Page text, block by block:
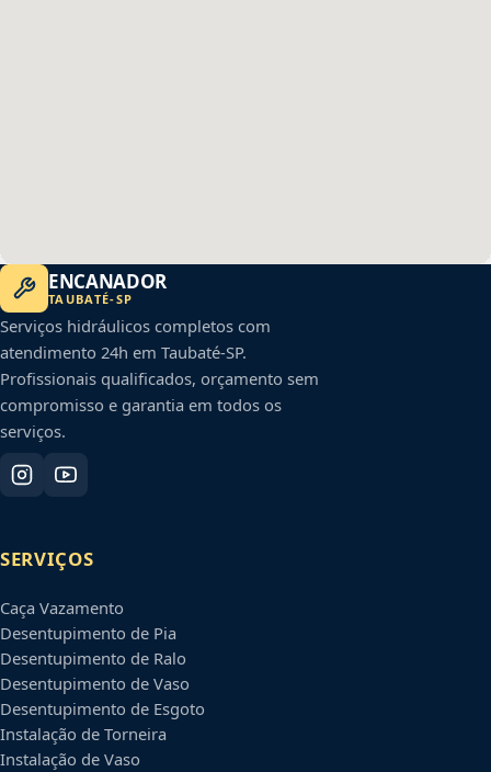
ENCANADOR
TAUBATÉ-SP
Serviços hidráulicos completos com
atendimento 24h em Taubaté-SP.
Profissionais qualificados, orçamento sem
compromisso e garantia em todos os
serviços.
SERVIÇOS
Caça Vazamento
Desentupimento de Pia
Desentupimento de Ralo
Desentupimento de Vaso
Desentupimento de Esgoto
Instalação de Torneira
Instalação de Vaso